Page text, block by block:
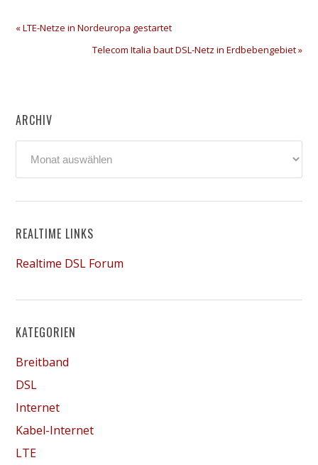
« LTE-Netze in Nordeuropa gestartet
Telecom Italia baut DSL-Netz in Erdbebengebiet »
ARCHIV
REALTIME LINKS
Realtime DSL Forum
KATEGORIEN
Breitband
DSL
Internet
Kabel-Internet
LTE